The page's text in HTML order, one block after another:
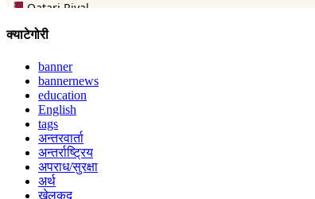
क्याटेगोरी
banner
bannernews
education
English
tags
अन्तरवार्ता
अन्तर्राष्ट्रिय
अपराध/सुरक्षा
अर्थ
खेलकुद